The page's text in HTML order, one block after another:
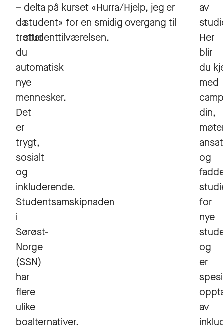
–
da
treffer
du
automatisk
nye
mennesker.
Det
er
trygt,
sosialt
og
inkluderende.
Studentsamskipnaden
i
Sørøst-
Norge
(SSN)
har
flere
ulike
boalternativer.
delta på kurset «Hurra/Hjelp, jeg er
student» for en smidig overgang til
studenttilværelsen.
av
Her
blir
du
med
din,
og
for
nye
og
er
av